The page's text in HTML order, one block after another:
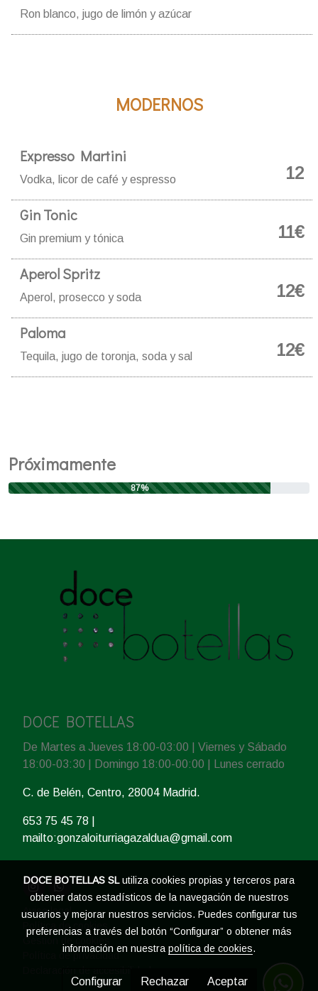
Ron blanco, jugo de limón y azúcar
MODERNOS
Expresso Martini
Vodka, licor de café y espresso 12
Gin Tonic
Gin premium y tónica 11€
Aperol Spritz
Aperol, prosecco y soda 12€
Paloma
Tequila, jugo de toronja, soda y sal 12€
Próximamente
87%
DOCE BOTELLAS
De Martes a Jueves 18:00-03:00 | Viernes y Sábado
18:00-03:30 | Domingo 18:00-00:00 | Lunes cerrado
C. de Belén, Centro, 28004 Madrid.
653 75 45 78
mailto:gonzaloiturriagazaldua@gmail.com
Aviso legal
Política de cookies
Gestión de cookies
Política de privacidad
DOCE BOTELLAS SLutiliza cookies propias y terceros para
obtener datos estadísticos de la navegación de nuestros
usuarios y mejorar nuestros servicios. Puedes configurar tus
preferencias a través del botón “Configurar” o obtener más
información en nuestra política de cookies.
Configurar Rechazar Aceptar